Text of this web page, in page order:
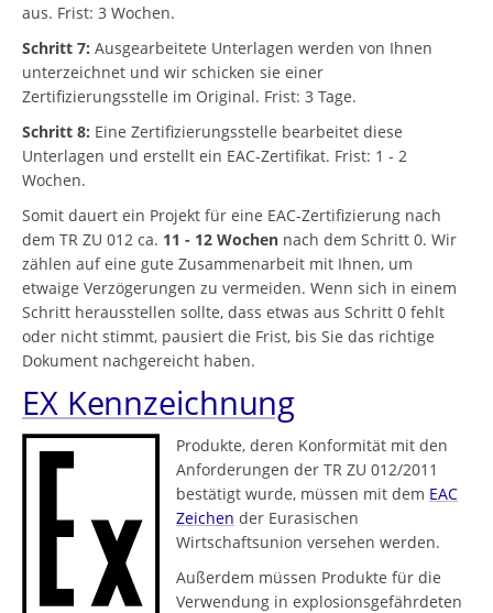
aus. Frist: 3 Wochen.
Schritt 7: Ausgearbeitete Unterlagen werden von Ihnen
unterzeichnet und wir schicken sie einer
Zertifizierungsstelle im Original. Frist: 3 Tage.
Schritt 8: Eine Zertifizierungsstelle bearbeitet diese
Unterlagen und erstellt ein EAC-Zertifikat. Frist: 1 - 2
Wochen.
Somit dauert ein Projekt für eine EAC-Zertifizierung nach
dem TR ZU 012 ca. 11 - 12 Wochen nach dem Schritt 0. Wir
zählen auf eine gute Zusammenarbeit mit Ihnen, um
etwaige Verzögerungen zu vermeiden. Wenn sich in einem
Schritt herausstellen sollte, dass etwas aus Schritt 0 fehlt
oder nicht stimmt, pausiert die Frist, bis Sie das richtige
Dokument nachgereicht haben.
EX Kennzeichnung
Produkte, deren Konformität mit den
Anforderungen der TR ZU 012/2011
bestätigt wurde, müssen mit dem EAC
Zeichen der Eurasischen
Wirtschaftsunion versehen werden.
Außerdem müssen Produkte für die
Verwendung in explosionsgefährdeten